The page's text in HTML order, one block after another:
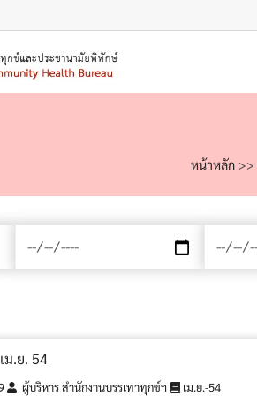
หน้าหลัก >>
.ย. 54
ผู้บริหาร สำนักงานบรรเทาทุกข์ฯ เม.ย.-54